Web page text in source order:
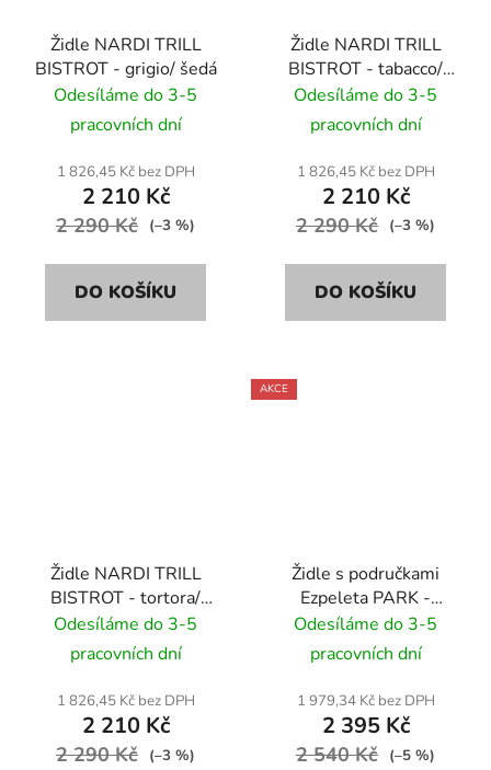
Židle NARDI TRILL
BISTROT - grigio/ šedá
Odesíláme do 3-5
pracovních dní
1 826,45 Kč bez DPH
2 210 Kč
2 290 Kč (–3 %)
DO KOŠÍKU
Židle NARDI TRILL
BISTROT - tabacco/
hnědá
Odesíláme do 3-5
pracovních dní
1 826,45 Kč bez DPH
2 210 Kč
2 290 Kč (–3 %)
DO KOŠÍKU
Židle NARDI TRILL
BISTROT - tortora/
šedo hnědá
Odesíláme do 3-5
pracovních dní
1 826,45 Kč bez DPH
2 210 Kč
2 290 Kč (–3 %)
AKCE
Židle s područkami
Ezpeleta PARK -
antracit
Odesíláme do 3-5
pracovních dní
1 979,34 Kč bez DPH
2 395 Kč
2 540 Kč (–5 %)